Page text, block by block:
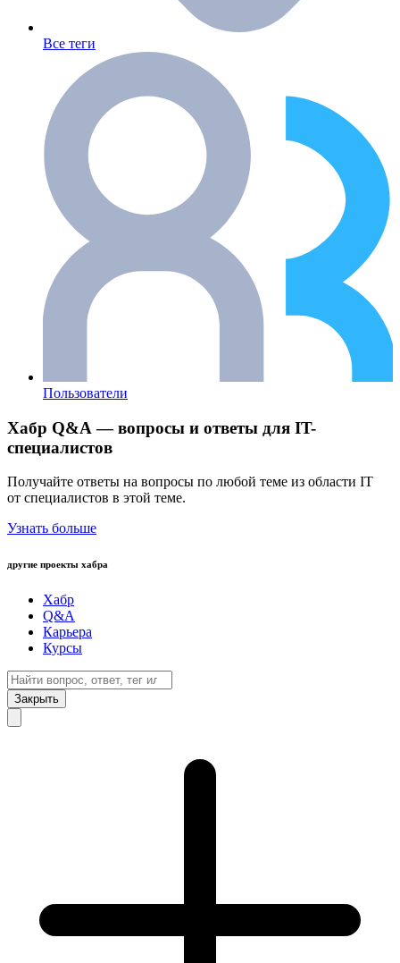
Все теги
Пользователи
Хабр Q&A — вопросы и ответы для IT-
специалистов
Получайте ответы на вопросы по любой теме из области IT
от специалистов в этой теме.
Узнать больше
другие проекты хабра
Хабр
Q&A
Карьера
Курсы
Закрыть